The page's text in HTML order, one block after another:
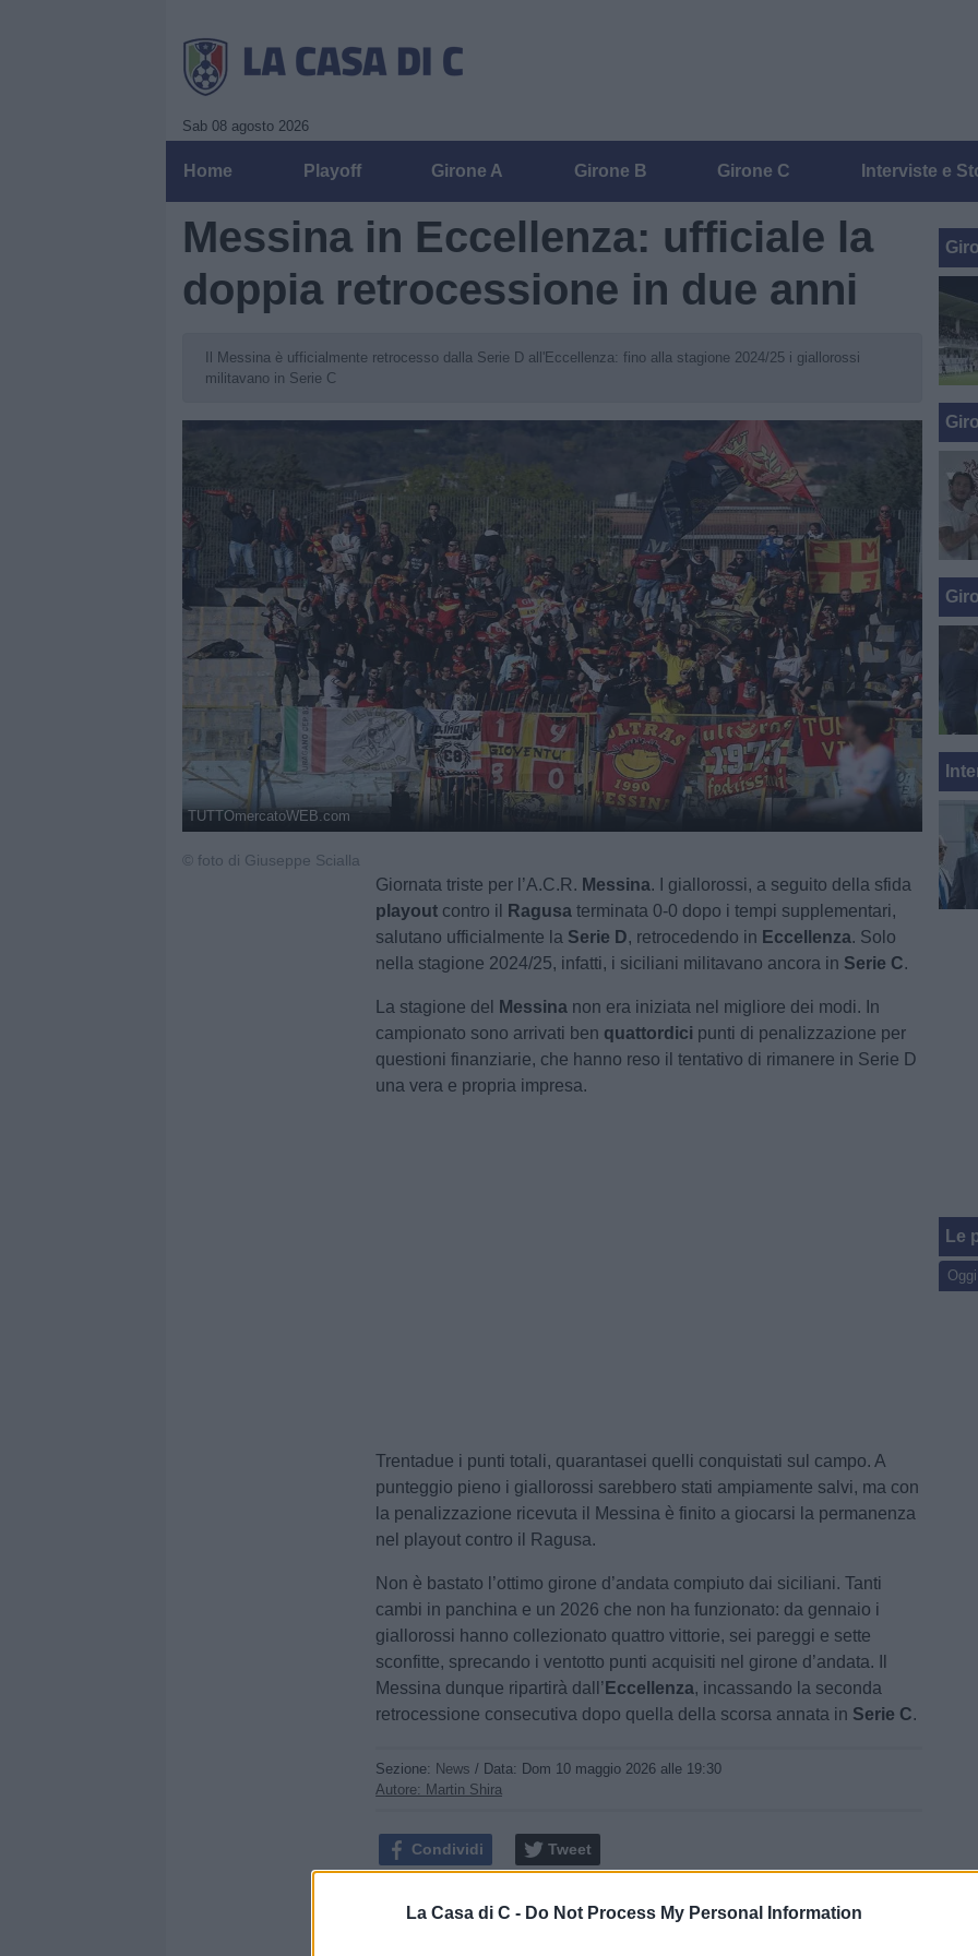
La Casa di C - Do Not Process My Personal Information
Sab 08 agosto 2026
Home Playoff Girone A Girone B Girone C Interviste e
Messina in Eccellenza: ufficiale la
doppia retrocessione in due anni
Il Messina è ufficialmente retrocesso dalla Serie D all'Eccellenza: fino alla stagione 2024/25 i giallorossi
militavano in Serie C
TUTTOmercatoWEB.com
© foto di Giuseppe Scialla
Giornata triste per l’A.C.R. Messina. I giallorossi, a seguito della sfida
playout contro il Ragusa terminata 0-0 dopo i tempi supplementari,
salutano ufficialmente la Serie D, retrocedendo in Eccellenza. Solo
nella stagione 2024/25, infatti, i siciliani militavano ancora in Serie C.
La stagione del Messina non era iniziata nel migliore dei modi. In
campionato sono arrivati ben quattordici punti di penalizzazione per
questioni finanziarie, che hanno reso il tentativo di rimanere in Serie D
una vera e propria impresa.
Trentadue i punti totali, quarantasei quelli conquistati sul campo. A
punteggio pieno i giallorossi sarebbero stati ampiamente salvi, ma con
la penalizzazione ricevuta il Messina è finito a giocarsi la permanenza
nel playout contro il Ragusa.
Non è bastato l’ottimo girone d’andata compiuto dai siciliani. Tanti
cambi in panchina e un 2026 che non ha funzionato: da gennaio i
giallorossi hanno collezionato quattro vittorie, sei pareggi e sette
sconfitte, sprecando i ventotto punti acquisiti nel girone d’andata. Il
Messina dunque ripartirà dall’ Eccellenza, incassando la seconda
retrocessione consecutiva dopo quella della scorsa annata in Serie C.
Sezione: News / Data: Dom 10 maggio 2026 alle 19:30
Autore: Martin Shira
Condividi Tweet
Le
Oggi